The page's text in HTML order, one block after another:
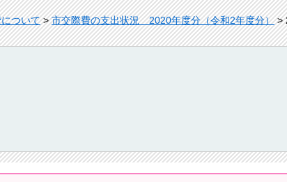
ついて>市交際費の支出状況 2020年度分（令和2年度分）>